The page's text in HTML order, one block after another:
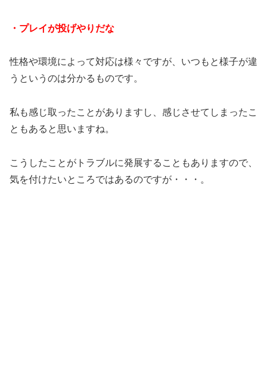
・プレイが投げやりだな
性格や環境によって対応は様々ですが、いつもと様子が違
うというのは分かるものです。
私も感じ取ったことがありますし、感じさせてしまったこ
ともあると思いますね。
こうしたことがトラブルに発展することもありますので、
気を付けたいところではあるのですが・・・。